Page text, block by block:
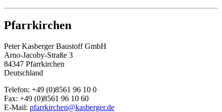
Pfarrkirchen
Peter Kasberger Baustoff GmbH
Arno-Jacoby-Straße 3
84347 Pfarrkirchen
Deutschland
Telefon: +49 (0)8561 96 10 0
Fax: +49 (0)8561 96 10 60
E-Mail: pfarrkirchen@kasberger.de